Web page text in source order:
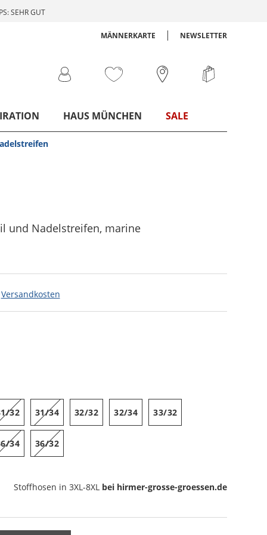
SEHR GUT
MÄNNERKARTE NEWSLETTER
HAUS MÜNCHEN SALE
und Nadelstreifen, marine
Versandkosten
32 31/34 32/32 32/34 33/32
34 36/32
Stoffhosen in 3XL-8XL bei hirmer-grosse-groessen.de